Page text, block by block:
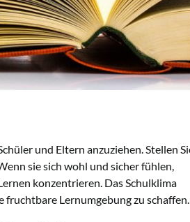
und Eltern anzuziehen. Stellen
sie sich wohl und sicher fühlen,
konzentrieren. Das Schulklima
Lernumgebung zu schaffen.